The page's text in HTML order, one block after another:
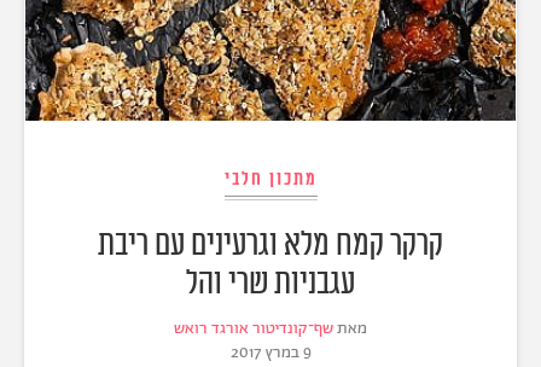
מתכון חלבי
קרקר קמח מלא וגרעינים עם ריבת
עגבניות שרי והל
מאתשף־קונדיטור אורגד רואש
9 במרץ 2017